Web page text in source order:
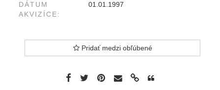
DÁTUM
AKVIZÍCE:
01.01.1997
Pridať medzi obľúbené